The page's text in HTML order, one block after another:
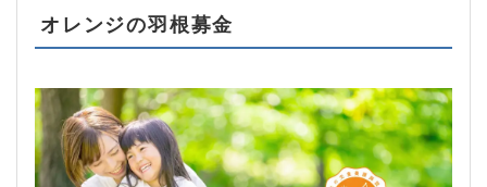
オレンジの羽根募金